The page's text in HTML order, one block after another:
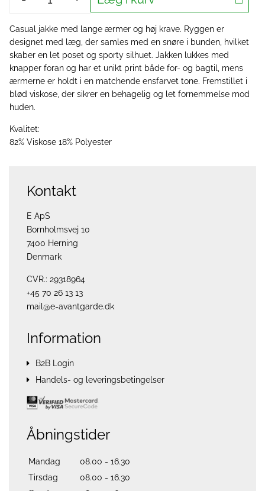
Casual jakke med lange ærmer og høj krave. Ryggen er
designet med læg, der samles med en snøre i bunden, hvilket
skaber en let poset og sporty silhuet. Jakken lukkes med
knapper foran og har et unikt print både for- og bagtil, mens
ærmerne er holdt i en matchende ensfarvet tone. Fremstillet i
blød viskose, der sikrer en behagelig og let fornemmelse mod
huden.
Kvalitet:
82% Viskose 18% Polyester
Kontakt
E ApS
Bornholmsvej 10
7400 Herning
Denmark
CVR.: 29318964
+45 70 26 13 13
mail@e-avantgarde.dk
Information
B2B Login
Handels- og leveringsbetingelser
Åbningstider
Mandag
08.00 - 16.30
Tirsdag
08.00 - 16.30